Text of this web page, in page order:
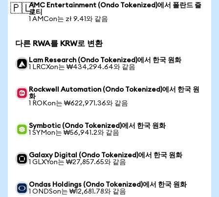
🇵🇱AMC Entertainment (Ondo Tokenized)에서 폴란드 즐
로티
1 AMCon는 zł 9.41와 같음
다른 RWA를 KRW로 변환
Lam Research (Ondo Tokenized)에서 한국 원화
1 LRCXon는 ₩434,294.64와 같음
Rockwell Automation (Ondo Tokenized)에서 한국 원
화
1 ROKon는 ₩622,971.36와 같음
Symbotic (Ondo Tokenized)에서 한국 원화
1 SYMon는 ₩56,941.2와 같음
Galaxy Digital (Ondo Tokenized)에서 한국 원화
1 GLXYon는 ₩27,857.65와 같음
Ondas Holdings (Ondo Tokenized)에서 한국 원화
1 ONDSon는 ₩12,681.78와 같음